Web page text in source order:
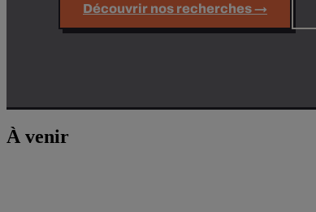
Découvrir nos recherches →
À venir